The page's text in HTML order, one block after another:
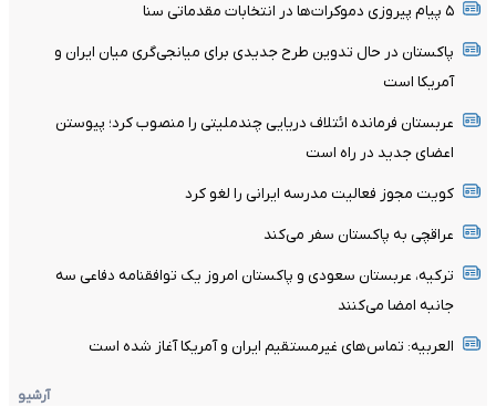
۵ پیام پیروزی دموکرات‌ها در انتخابات مقدماتی سنا
پاکستان در حال تدوین طرح جدیدی برای میانجی‌گری میان ایران و
آمریکا است
عربستان فرمانده ائتلاف دریایی چندملیتی را منصوب کرد؛ پیوستن
اعضای جدید در راه است
کویت مجوز فعالیت مدرسه ایرانی را لغو کرد
عراقچی به پاکستان سفر می‌کند
ترکیه، عربستان سعودی و پاکستان امروز یک توافقنامه دفاعی سه
جانبه امضا می‌کنند
العربیه: تماس‌های غیرمستقیم ایران و آمریکا آغاز شده است
آرشیو